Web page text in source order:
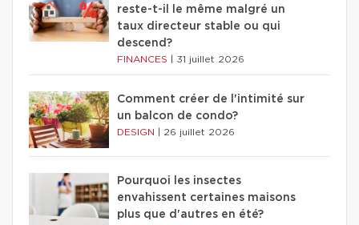
reste-t-il le même malgré un
taux directeur stable ou qui
descend?
FINANCES 31 juillet 2026
Comment créer de l'intimité sur
un balcon de condo?
DESIGN 26 juillet 2026
Pourquoi les insectes
envahissent certaines maisons
plus que d'autres en été?